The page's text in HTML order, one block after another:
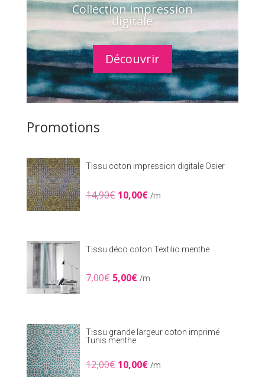
Collection impression
digitale
Découvrir
Promotions
Tissu coton impression digitale Osier
14,90€ Le
10,00€Le
/m
Tissu déco coton Textilio menthe
7,00€ Le
5,00€Le
/m
Tissu grande largeur coton imprimé
Tunis menthe
12,00€ Le
10,00€Le
/m